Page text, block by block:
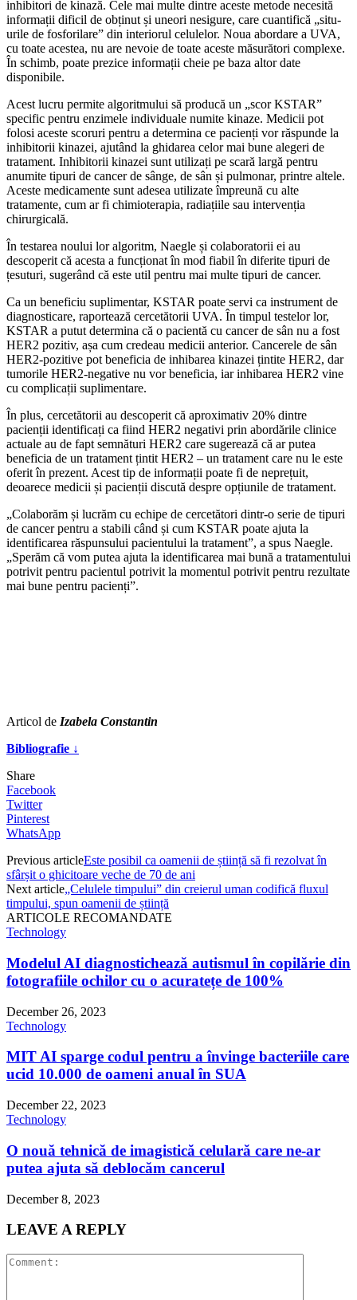
inhibitori de kinază. Cele mai multe dintre aceste metode necesită
informații dificil de obținut și uneori nesigure, care cuantifică „situ-
urile de fosforilare” din interiorul celulelor. Noua abordare a UVA,
cu toate acestea, nu are nevoie de toate aceste măsurători complexe.
În schimb, poate prezice informații cheie pe baza altor date
disponibile.
Acest lucru permite algoritmului să producă un „scor KSTAR”
specific pentru enzimele individuale numite kinaze. Medicii pot
folosi aceste scoruri pentru a determina ce pacienți vor răspunde la
inhibitorii kinazei, ajutând la ghidarea celor mai bune alegeri de
tratament. Inhibitorii kinazei sunt utilizați pe scară largă pentru
anumite tipuri de cancer de sânge, de sân și pulmonar, printre altele.
Aceste medicamente sunt adesea utilizate împreună cu alte
tratamente, cum ar fi chimioterapia, radiațiile sau intervenția
chirurgicală.
În testarea noului lor algoritm, Naegle și colaboratorii ei au
descoperit că acesta a funcționat în mod fiabil în diferite tipuri de
țesuturi, sugerând că este util pentru mai multe tipuri de cancer.
Ca un beneficiu suplimentar, KSTAR poate servi ca instrument de
diagnosticare, raportează cercetătorii UVA. În timpul testelor lor,
KSTAR a putut determina că o pacientă cu cancer de sân nu a fost
HER2 pozitiv, așa cum credeau medicii anterior. Cancerele de sân
HER2-pozitive pot beneficia de inhibarea kinazei țintite HER2, dar
tumorile HER2-negative nu vor beneficia, iar inhibarea HER2 vine
cu complicații suplimentare.
În plus, cercetătorii au descoperit că aproximativ 20% dintre
pacienții identificați ca fiind HER2 negativi prin abordările clinice
actuale au de fapt semnături HER2 care sugerează că ar putea
beneficia de un tratament țintit HER2 – un tratament care nu le este
oferit în prezent. Acest tip de informații poate fi de neprețuit,
deoarece medicii și pacienții discută despre opțiunile de tratament.
„Colaborăm și lucrăm cu echipe de cercetători dintr-o serie de tipuri
de cancer pentru a stabili când și cum KSTAR poate ajuta la
identificarea răspunsului pacientului la tratament”, a spus Naegle.
„Sperăm că vom putea ajuta la identificarea mai bună a tratamentului
potrivit pentru pacientul potrivit la momentul potrivit pentru rezultate
mai bune pentru pacienți”.
Articol de Izabela Constantin
Bibliografie ↓
Share
Facebook
Twitter
Pinterest
WhatsApp
Previous articleEste posibil ca oamenii de știință să fi rezolvat în
sfârșit o ghicitoare veche de 70 de ani
Next article„Celulele timpului” din creierul uman codifică fluxul
timpului, spun oamenii de știință
ARTICOLE RECOMANDATE
Technology
Modelul AI diagnostichează autismul în copilărie din
fotografiile ochilor cu o acuratețe de 100%
December 26, 2023
Technology
MIT AI sparge codul pentru a învinge bacteriile care
ucid 10.000 de oameni anual în SUA
December 22, 2023
Technology
O nouă tehnică de imagistică celulară care ne-ar
putea ajuta să deblocăm cancerul
December 8, 2023
LEAVE A REPLY